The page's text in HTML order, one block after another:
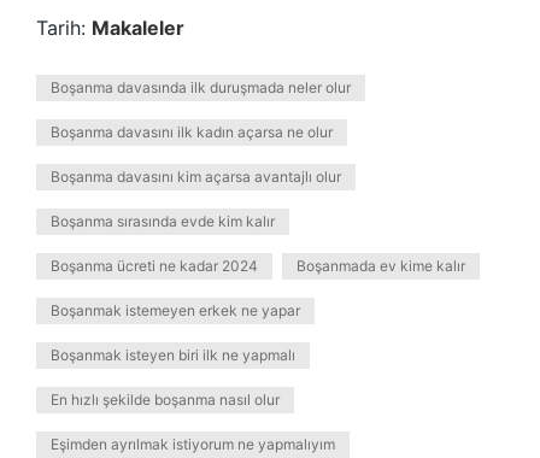
Tarih: Makaleler
Boşanma davasında ilk duruşmada neler olur
Boşanma davasını ilk kadın açarsa ne olur
Boşanma davasını kim açarsa avantajlı olur
Boşanma sırasında evde kim kalır
Boşanma ücreti ne kadar 2024 Boşanmada ev kime kalır
Boşanmak istemeyen erkek ne yapar
Boşanmak isteyen biri ilk ne yapmalı
En hızlı şekilde boşanma nasıl olur
Eşimden ayrılmak istiyorum ne yapmalıyım